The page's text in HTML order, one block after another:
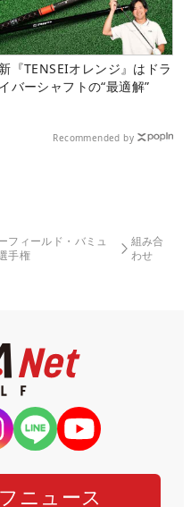
新『TENSEIオレンジ』はドラ
イバーシャフトの“最適解”
Recommended by
フィールド・バミュ
手権
組み合
わせ
ニュース